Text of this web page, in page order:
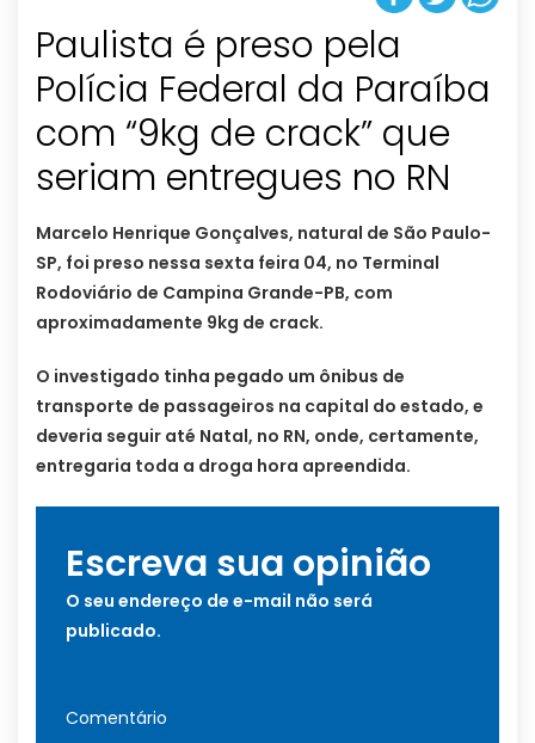
Paulista é preso pela
Polícia Federal da Paraíba
com “9kg de crack” que
seriam entregues no RN
Marcelo Henrique Gonçalves, natural de São Paulo-
SP, foi preso nessa sexta feira 04, no Terminal
Rodoviário de Campina Grande-PB, com
aproximadamente 9kg de crack.
O investigado tinha pegado um ônibus de
transporte de passageiros na capital do estado, e
deveria seguir até Natal, no RN, onde, certamente,
entregaria toda a droga hora apreendida.
Escreva sua opinião
O seu endereço de e-mail não será
publicado.
Comentário